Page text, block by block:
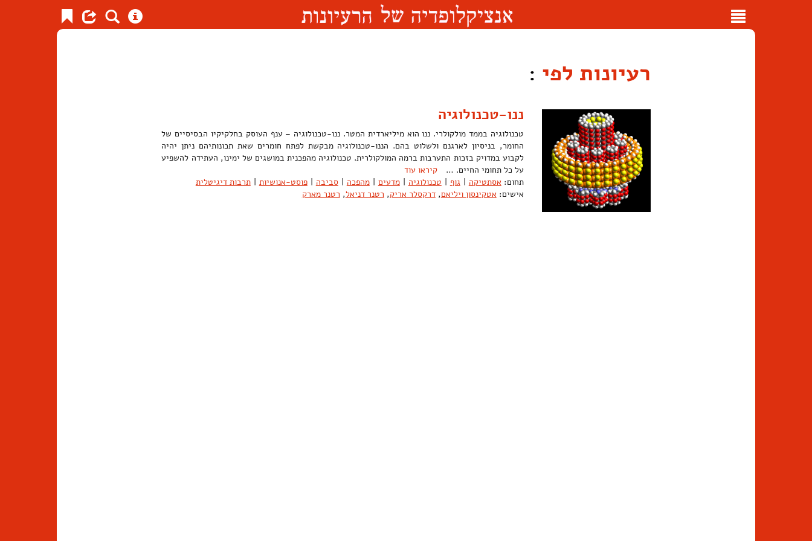
Toggle
רעיונות לפי :
ננו-טכנולוגיה
טכנולוגיה בממד מולקולרי. ננו הוא מיליארדית המטר. ננו-טכנולוגיה – ענף העוסק בחלקיקיו הבסיסיים של
החומר, בניסיון לארגנם ולשלוט בהם. הננו-טכנולוגיה מבקשת לפתח חומרים שאת תכונותיהם ניתן יהיה
לקבוע במדויק בזכות התערבות ברמה המולקולרית. טכנולוגיה מהפכנית במושגים של ימינו, העתידה להשפיע
על כל תחומי החיים. …קיראו עוד
תחום: אסתטיקה | גוף | טכנולוגיה | מדעים | מהפכה | סביבה | פוסט-אנושיות | תרבות דיגיטלית
אישים: אטקינסון ויליאם,דרקסלר אריק, רטנר דניאל, רטנר מארק